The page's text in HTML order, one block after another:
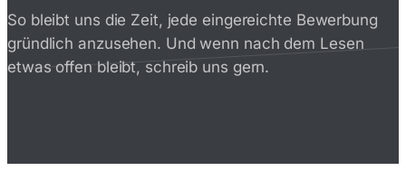
So bleibt uns die Zeit, jede eingereichte Bewerbung
gründlich anzusehen. Und wenn nach dem Lesen
etwas offen bleibt, schreib uns gern.